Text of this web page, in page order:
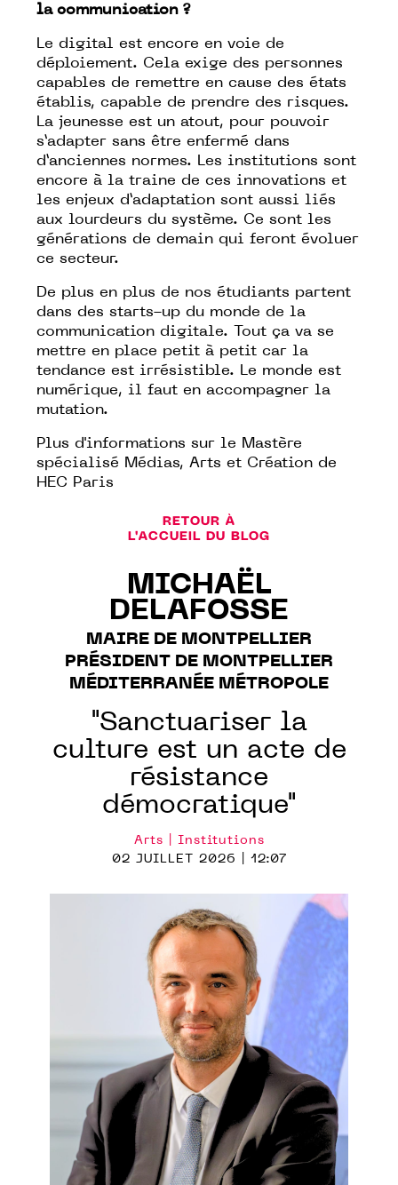
la communication ?
Le digital est encore en voie de
déploiement. Cela exige des personnes
capables de remettre en cause des états
établis, capable de prendre des risques.
La jeunesse est un atout, pour pouvoir
s’adapter sans être enfermé dans
d’anciennes normes. Les institutions sont
encore à la traine de ces innovations et
les enjeux d’adaptation sont aussi liés
aux lourdeurs du système. Ce sont les
générations de demain qui feront évoluer
ce secteur.
De plus en plus de nos étudiants partent
dans des starts-up du monde de la
communication digitale. Tout ça va se
mettre en place petit à petit car la
tendance est irrésistible. Le monde est
numérique, il faut en accompagner la
mutation.
Plus d'informations sur le Mastère
spécialisé Médias, Arts et Création de
HEC Paris
RETOUR À
L'ACCUEIL DU BLOG
MICHAËL
DELAFOSSE
MAIRE DE MONTPELLIER
PRÉSIDENT DE MONTPELLIER
MÉDITERRANÉE MÉTROPOLE
"Sanctuariser la
culture est un acte de
résistance
démocratique"
Arts | Institutions
02 JUILLET 2026 | 12:07